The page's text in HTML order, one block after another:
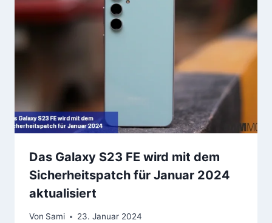
Das Galaxy S23 FE wird mit dem
Sicherheitspatch für Januar 2024
aktualisiert
Von Sami 23. Januar 2024